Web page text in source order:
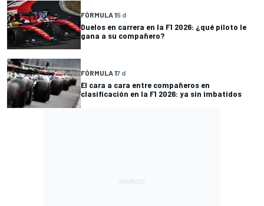
FÓRMULA 15 d
Duelos en carrera en la F1 2026: ¿qué piloto le
gana a su compañero?
FÓRMULA 17 d
El cara a cara entre compañeros en
clasificación en la F1 2026: ya sin imbatidos